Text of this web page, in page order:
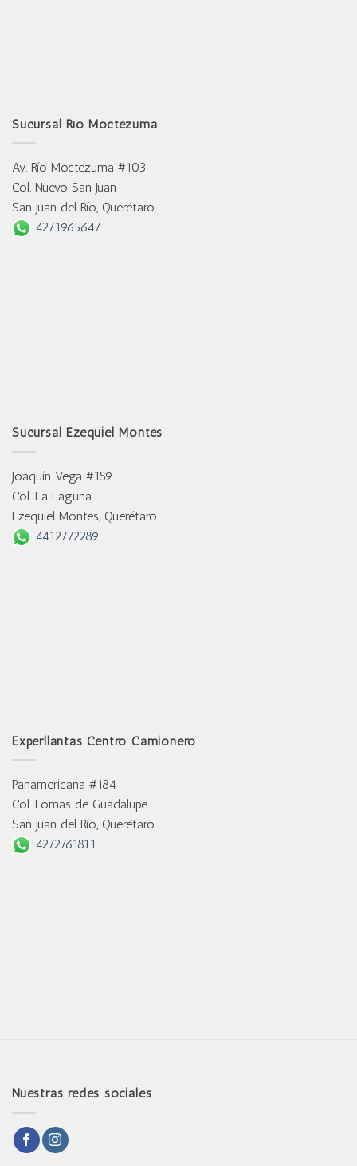
Sucursal Río Moctezuma
Av. Río Moctezuma #103
Col. Nuevo San Juan
San Juan del Río, Querétaro
4271965647
Sucursal Ezequiel Montes
Joaquín Vega #189
Col. La Laguna
Ezequiel Montes, Querétaro
4412772289
Experllantas Centro Camionero
Panamericana #184
Col. Lomas de Guadalupe
San Juan del Río, Querétaro
4272761811
Nuestras redes sociales